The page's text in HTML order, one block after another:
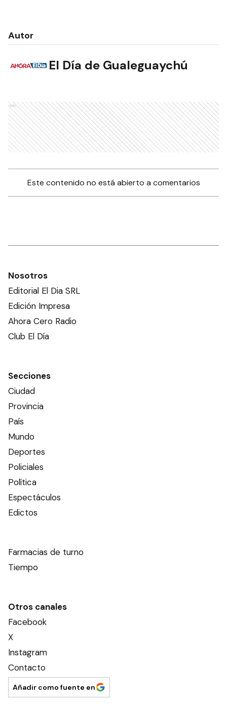
Autor
El Día de Gualeguaychú
Ads
Este contenido no está abierto a comentarios
Nosotros
Editorial El Dia SRL
Edición Impresa
Ahora Cero Radio
Club El Día
Secciones
Ciudad
Provincia
País
Mundo
Deportes
Policiales
Política
Espectáculos
Edictos
Farmacias de turno
Tiempo
Otros canales
Facebook
X
Instagram
Contacto
Añadir como fuente en